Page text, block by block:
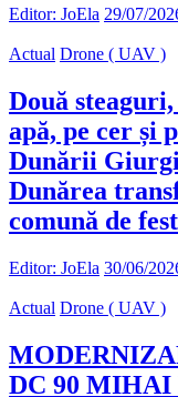
Editor: JoEla 29/07/
Actual Drone ( UAV )
Două
apă, pe cer și
Dunării
Dunărea
comună de
Editor: JoEla 30/06/
Actual Drone ( UAV )
DC 90 MIHAI